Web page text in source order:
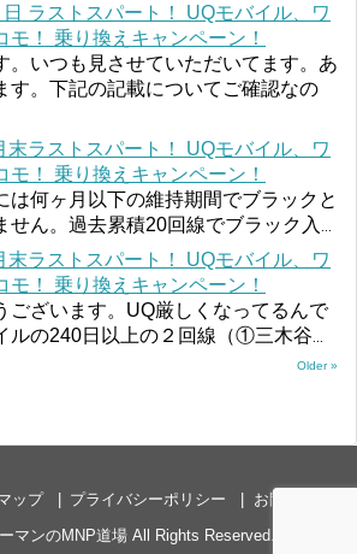
日 ラストスパート！ UQモバイル、ワ
モ！ 乗り換えキャンペーン！
。いつも見させていただいてます。あ
す。下記の記載についてご確認なの
末ラストスパート！ UQモバイル、ワ
モ！ 乗り換えキャンペーン！
は何ヶ月以下の維持期間でブラックと
せん。過去累積20回線でブラック入
末ラストスパート！ UQモバイル、ワ
モ！ 乗り換えキャンペーン！
ございます。UQ厳しくなってるんで
ルの240日以上の２回線（①三木谷
Older »
ップ プライバシーポリシー
お問い合わせ
マンのMNP道場 All Rights Reserved.